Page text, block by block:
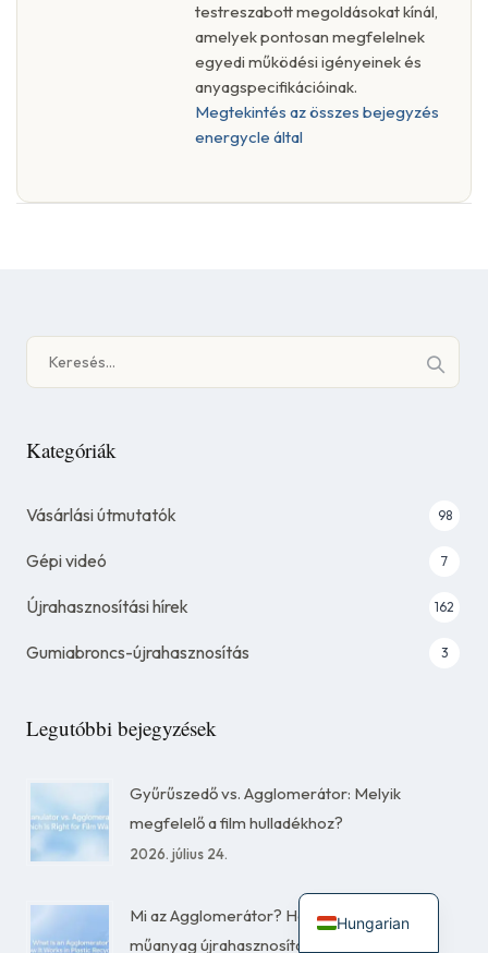
testreszabott megoldásokat kínál,
amelyek pontosan megfelelnek
egyedi működési igényeinek és
anyagspecifikációinak.
Megtekintés az összes bejegyzés
energycle által
Kategóriák
Vásárlási útmutatók 98
Gépi videó 7
Újrahasznosítási hírek 162
Gumiabroncs-újrahasznosítás 3
Legutóbbi bejegyzések
Gyűrűszedő vs. Agglomerátor: Melyik
megfelelő a film hulladékhoz?
2026. július 24.
Mi az Agglomerátor? Hogyan működik a
műanyag újrahasznosításban
Hungarian